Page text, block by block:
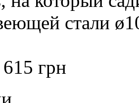
стали
грн